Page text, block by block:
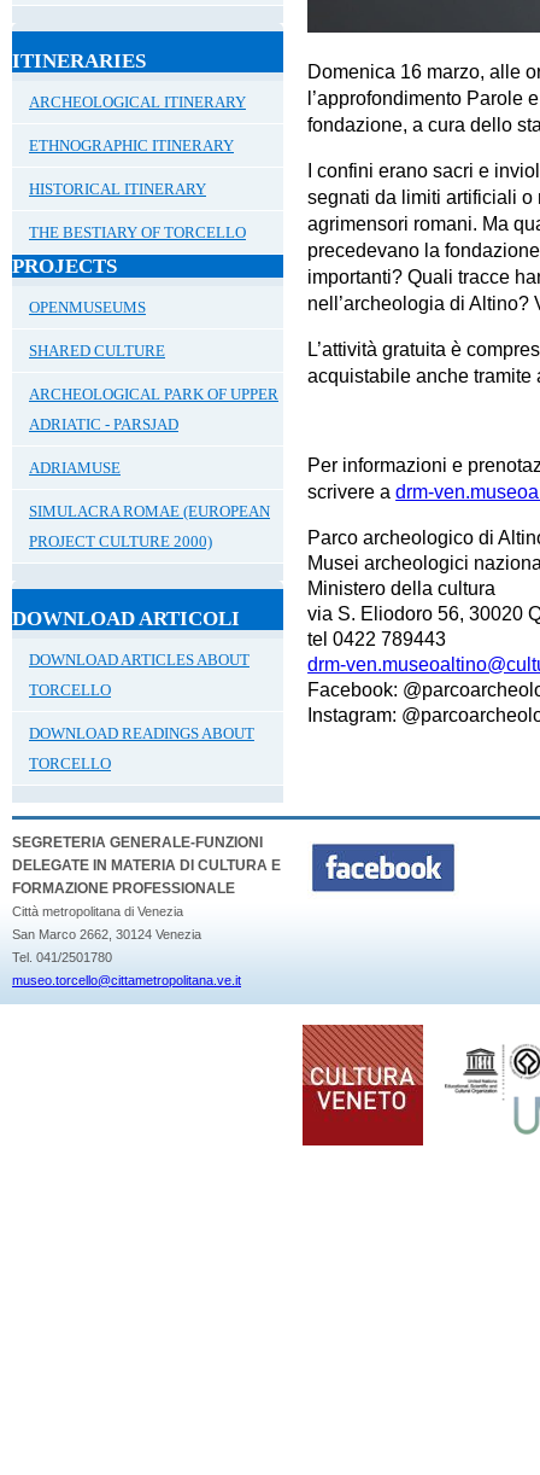
ITINERARIES
ARCHEOLOGICAL ITINERARY
ETHNOGRAPHIC ITINERARY
HISTORICAL ITINERARY
THE BESTIARY OF TORCELLO
PROJECTS
OPENMUSEUMS
SHARED CULTURE
ARCHEOLOGICAL PARK OF UPPER
ADRIATIC - PARSJAD
ADRIAMUSE
SIMULACRA ROMAE (EUROPEAN
PROJECT CULTURE 2000)
DOWNLOAD ARTICOLI
DOWNLOAD ARTICLES ABOUT
TORCELLO
DOWNLOAD READINGS ABOUT
TORCELLO
Domenica 16 marzo, alle
l’approfondimento Parole
fondazione, a cura dello
I confini erano sacri e
segnati da limiti artificiali
agrimensori romani. Ma
precedevano la
importanti? Qualitracce
nell’archeologia di Altino?
L’attività gratuita è
acquistabile anche tramite
Per informazioni e
scrivere adrm-
Parco archeologico di
Musei archeologici
Ministero della cultura
via S. Eliodoro 56, 30020
tel 0422 789443
drm-
Facebook:
Instagram:
SEGRETERIA GENERALE-FUNZIONI
DELEGATE IN MATERIA DI CULTURA E
FORMAZIONE PROFESSIONALE
Città metropolitana di Venezia
San Marco 2662, 30124 Venezia
Tel. 041/2501780
museo.torcello@cittametropolitana.ve.it